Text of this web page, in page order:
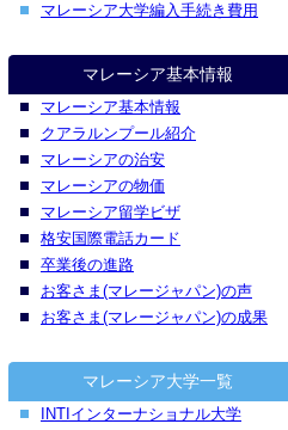
マレーシア大学編入手続き費用
マレーシア基本情報
マレーシア基本情報
クアラルンプール紹介
マレーシアの治安
マレーシアの物価
マレーシア留学ビザ
格安国際電話カード
卒業後の進路
お客さま(マレージャパン)の声
お客さま(マレージャパン)の成果
マレーシア大学一覧
INTIインターナショナル大学